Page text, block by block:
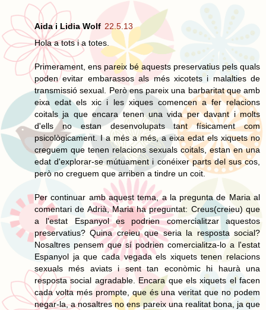
Aida i Lidia Wolf 22.5.13
Hola a tots i a totes.
Primerament, ens pareix bé aquests preservatius pels quals
poden evitar embarassos als més xicotets i malalties de
transmissió sexual. Però ens pareix una barbaritat que amb
eixa edat els xic i les xiques comencen a fer relacions
coitals ja que encara tenen una vida per davant i molts
d'ells no estan desenvolupats tant físicament com
psicològicament. I a més a més, a eixa edat els xiquets no
creguem que tenen relacions sexuals coitals, estan en una
edat d'explorar-se mútuament i conéixer parts del sus cos,
però no creguem que arriben a tindre un coit.
Per continuar amb aquest tema, a la pregunta de Maria al
comentari de Adrià, Maria ha preguntat: Creus(creieu) que
a l'estat Espanyol es podrien comercialitzar aquestos
preservatius? Quina creieu que seria la resposta social?
Nosaltres pensem que sí podrien comercialitza-lo a l'estat
Espanyol ja que cada vegada els xiquets tenen relacions
sexuals més aviats i sent tan econòmic hi haurà una
resposta social agradable. Encara que els xiquets el facen
cada volta més prompte, que és una veritat que no podem
negar-la, a nosaltres no ens pareix una realitat bona, ja que